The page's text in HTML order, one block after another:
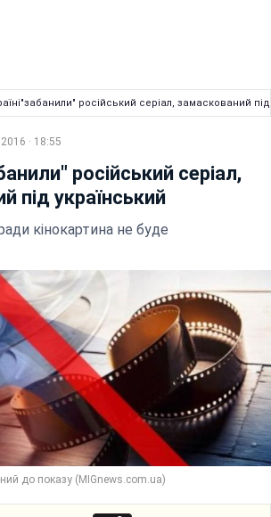
російський серіал, замаскований
· 18:55
російський серіал,
під український
кінокартина не буде
до показу (MIGnews.com.ua)